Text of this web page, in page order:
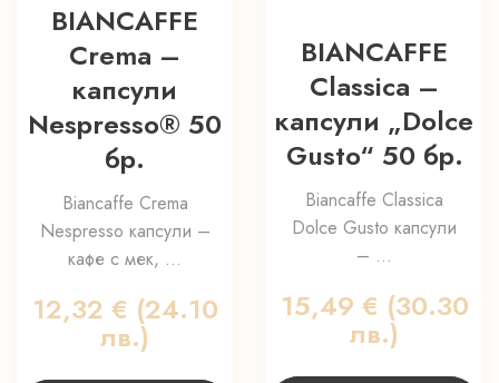
BIANCAFFE
Crema –
капсули
Nespresso® 50
бр.
Biancaffe Crema
Nespresso капсули –
кафе с мек, ...
12,32 € (24.10
лв.)
BIANCAFFE
Classica –
капсули „Dolce
Gusto“ 50 бр.
Biancaffe Classica
Dolce Gusto капсули
– ...
15,49 € (30.30
лв.)